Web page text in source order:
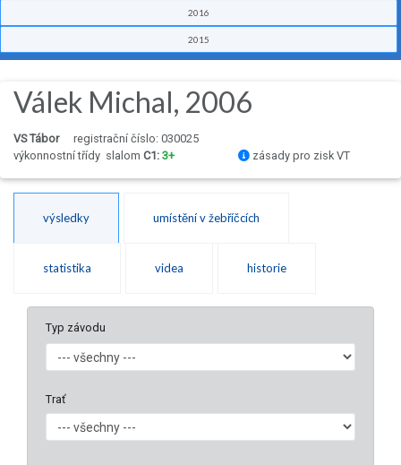
2016
2015
Válek Michal, 2006
VS Tábor
registrační číslo: 030025
výkonnostní třídy slalom C1: 3+ zásady pro zisk VT
výsledky umístění v žebříčcích
statistika videa historie
Typ závodu
Trať